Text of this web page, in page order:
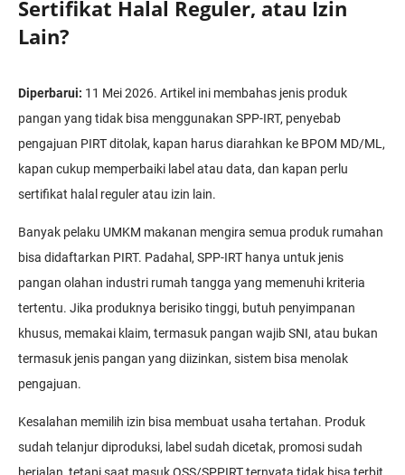
Sertifikat Halal Reguler, atau Izin
Lain?
Diperbarui: 11 Mei 2026. Artikel ini membahas jenis produk
pangan yang tidak bisa menggunakan SPP-IRT, penyebab
pengajuan PIRT ditolak, kapan harus diarahkan ke BPOM MD/ML,
kapan cukup memperbaiki label atau data, dan kapan perlu
sertifikat halal reguler atau izin lain.
Banyak pelaku UMKM makanan mengira semua produk rumahan
bisa didaftarkan PIRT. Padahal, SPP-IRT hanya untuk jenis
pangan olahan industri rumah tangga yang memenuhi kriteria
tertentu. Jika produknya berisiko tinggi, butuh penyimpanan
khusus, memakai klaim, termasuk pangan wajib SNI, atau bukan
termasuk jenis pangan yang diizinkan, sistem bisa menolak
pengajuan.
Kesalahan memilih izin bisa membuat usaha tertahan. Produk
sudah telanjur diproduksi, label sudah dicetak, promosi sudah